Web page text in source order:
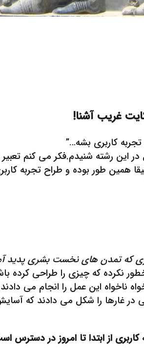
غریب آشنا!
کاربری بشه…”
رشته شنیدم.فکر می کنم تعبیر
همین طور بوده و طراح تجربه
که تمدن های نخست بشری پدید
نکرده که چیزی را طراحی کرده
این عمل را انجام می
در غارها را شکل می دادند که
از ابتدا تا امروز در دسترس